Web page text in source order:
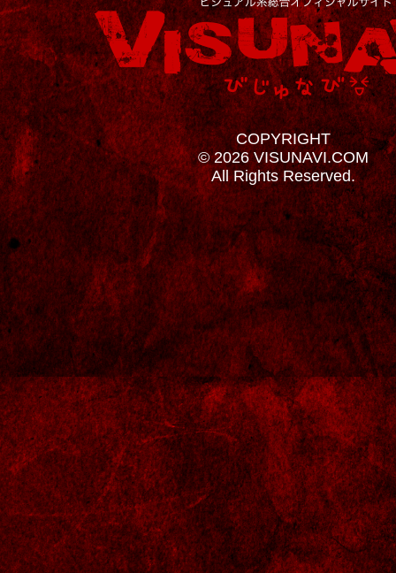
COPYRIGHT
© 2026 VISUNAVI.COM
All Rights Reserved.